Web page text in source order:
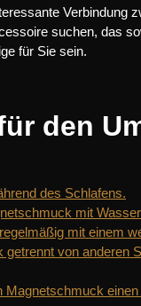
Verbindung
suchen, das
für Sie sein.
den
des Schlafens.
mit
mit einem
getrennt von anderen
Magnetschmuck